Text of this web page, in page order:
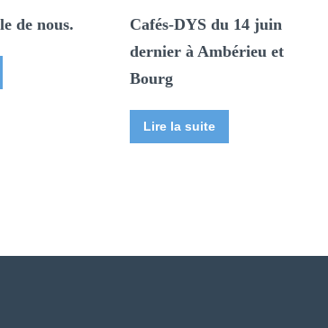
de nous.
Cafés-DYS du 14 juin
dernier à Ambérieu et
Bourg
Lire la suite